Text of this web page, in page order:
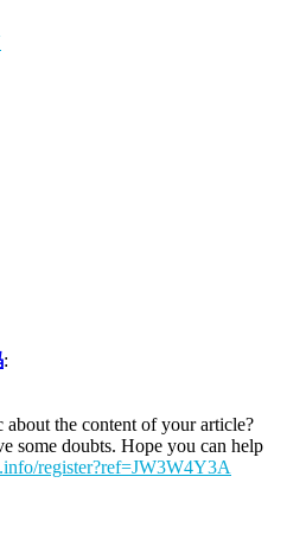
:
about the content of your article?
some doubts. Hope you can help
register?ref=JW3W4Y3A